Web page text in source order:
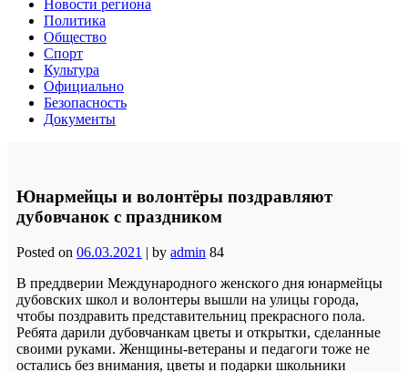
Новости региона
Политика
Общество
Спорт
Культура
Официально
Безопасность
Документы
Юнармейцы и волонтёры поздравляют
дубовчанок с праздником
Posted on 06.03.2021 | by admin 84
В преддверии Международного женского дня юнармейцы
дубовских школ и волонтеры вышли на улицы города,
чтобы поздравить представительниц прекрасного пола.
Ребята дарили дубовчанкам цветы и открытки, сделанные
своими руками. Женщины-ветераны и педагоги тоже не
остались без внимания, цветы и подарки школьники